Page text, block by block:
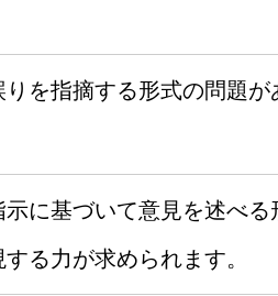
を指摘する形式の問題
示に基づいて意見を述べ
る力が求められます。